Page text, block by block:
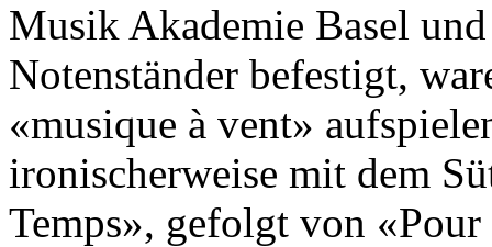
Musik Akademie Basel
Notenständer befestigt,
«musique à vent»
ironischerweise mit dem
Temps», gefolgt von